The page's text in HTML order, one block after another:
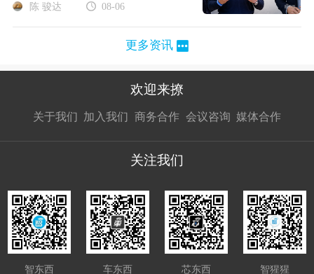
陈 骏达 08-06
更多资讯
欢迎来撩
关于我们 加入我们
接扔简历
商务合作
接开聊
会议咨询 媒体合作
接开聊
关注我们
智东西 车东西 芯东西 智猩猩